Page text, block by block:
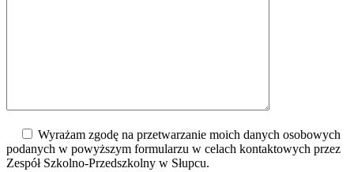
Wyrażam zgodę na przetwarzanie moich danych osobowych
podanych w powyższym formularzu w celach kontaktowych przez
Zespół Szkolno-Przedszkolny w Słupcu.